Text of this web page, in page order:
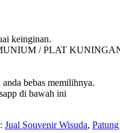
keinginan.
/ PLAT KUNINGAN
bebas memilihnya.
di bawah ini
Jual Souvenir Wisuda,